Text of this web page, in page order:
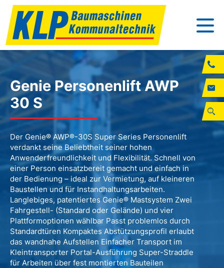
Genie Personenlift AWP
30 S
Der Genie® AWP®-30S Super Series Personenlift
verdankt seine Beliebtheit seiner hohen
Anwenderfreundlichkeit und Flexibilität. Schnell von
einer Person einsatzbereit gemacht und einfach in
der Bedienung – ideal zur Vermietung, auf kleineren
Baustellen und für Instandhaltungsarbeiten.
Langlebiges, patentiertes Genie® Mastsystem Zwei
Fahrgestell- (Standard oder Gelände) und vier
Plattformoptionen wählbar Passt problemlos durch
Standardtüren Kompaktes Abstützungsprofil erlaubt
das wandnahe Aufstellen Einfacher Transport im
Kleintransporter Portal-Ausführung Super-Straddle
für Arbeiten über fest montierten Bauteilen